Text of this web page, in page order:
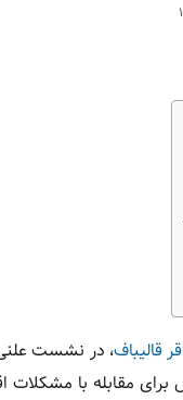
قالیباف، در نشست
برای مقابله با